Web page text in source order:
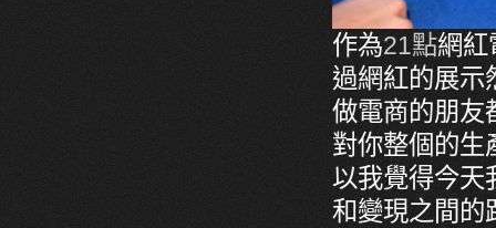
作為21點網紅
過網紅的展示
做電商的朋友
對你整個的生
以我覺得今天
和變現之間的